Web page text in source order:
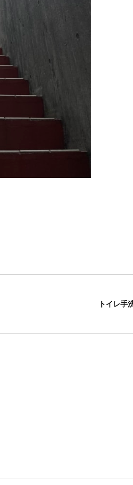
トイレ手